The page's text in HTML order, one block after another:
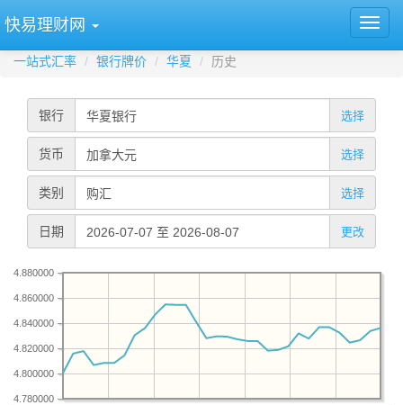
快易理财网
一站式汇率 银行牌价 华夏 历史
银行 选择
货币 选择
类别 选择
日期 更改
4.780000
4.800000
4.820000
4.840000
4.860000
4.880000